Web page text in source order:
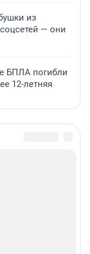
из
— они
БПЛА погибли
12-летняя